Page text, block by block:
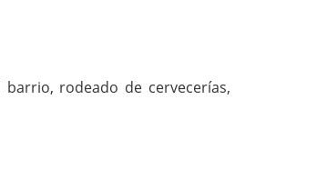
rodeado de cervecerías,